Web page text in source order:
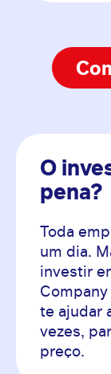
O
pena?
Toda
um dia.
investir
te ajudar
vezes,
preço.